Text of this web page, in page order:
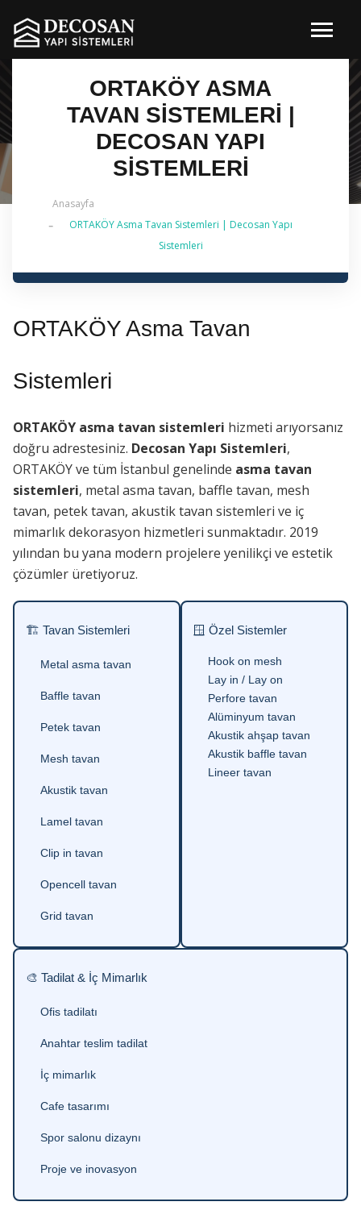
ORTAKÖY ASMA
TAVAN SISTEMLERI |
DECOSAN YAPI
SISTEMLERI
Anasayfa
ORTAKÖY Asma Tavan Sistemleri | Decosan Yapı
Sistemleri
✔ 2026 Güncel — İstanbul Genelinde Metal Asma
ORTAKÖY Asma Tavan
Sistemleri
ORTAKÖY asma tavan sistemleri hizmeti arıyorsanız
doğru adrestesiniz. Decosan Yapı Sistemleri,
ORTAKÖY ve tüm İstanbul genelinde asma tavan
sistemleri, metal asma tavan, baffle tavan, mesh
tavan, petek tavan, akustik tavan sistemleri ve iç
mimarlık dekorasyon hizmetleri sunmaktadır. 2019
yılından bu yana modern projelere yenilikçi ve estetik
çözümler üretiyoruz.
🏗 Tavan Sistemleri
Metal asma tavan
Baffle tavan
Petek tavan
Mesh tavan
Akustik tavan
Lamel tavan
Clip in tavan
Opencell tavan
Grid tavan
🪟 Özel Sistemler
Hook on mesh
Lay in / Lay on
Perfore tavan
Alüminyum tavan
Akustik ahşap tavan
Akustik baffle tavan
Lineer tavan
🎨 Tadilat & İç Mimarlık
Ofis tadilatı
Anahtar teslim tadilat
İç mimarlık
Cafe tasarımı
Spor salonu dizaynı
Proje ve inovasyon